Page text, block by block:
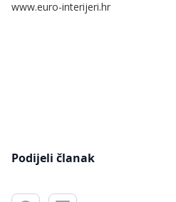
www.euro-interijeri.hr
Podijeli članak